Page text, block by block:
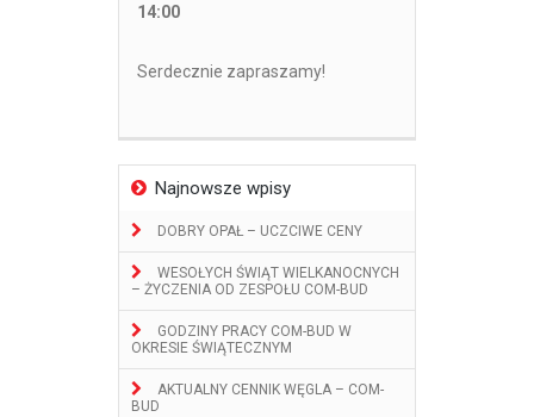
14:00
Serdecznie zapraszamy!
Najnowsze wpisy
DOBRY OPAŁ – UCZCIWE CENY
WESOŁYCH ŚWIĄT WIELKANOCNYCH
– ŻYCZENIA OD ZESPOŁU COM-BUD
GODZINY PRACY COM-BUD W
OKRESIE ŚWIĄTECZNYM
AKTUALNY CENNIK WĘGLA – COM-
BUD